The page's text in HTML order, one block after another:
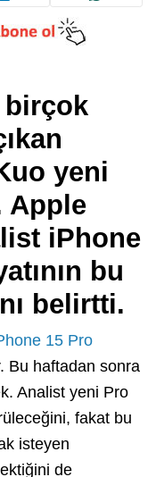
birçok
yeni
Apple
iPhone
bu
belirtti.
15 Pro
Bu haftadan sonra
Analist yeni Pro
fakat bu
isteyen
de